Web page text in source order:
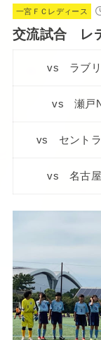
一宮ＦＣレディース
交流試合 レ
vs ラブリ
vs 瀬戸
vs セントラ
vs 名古屋